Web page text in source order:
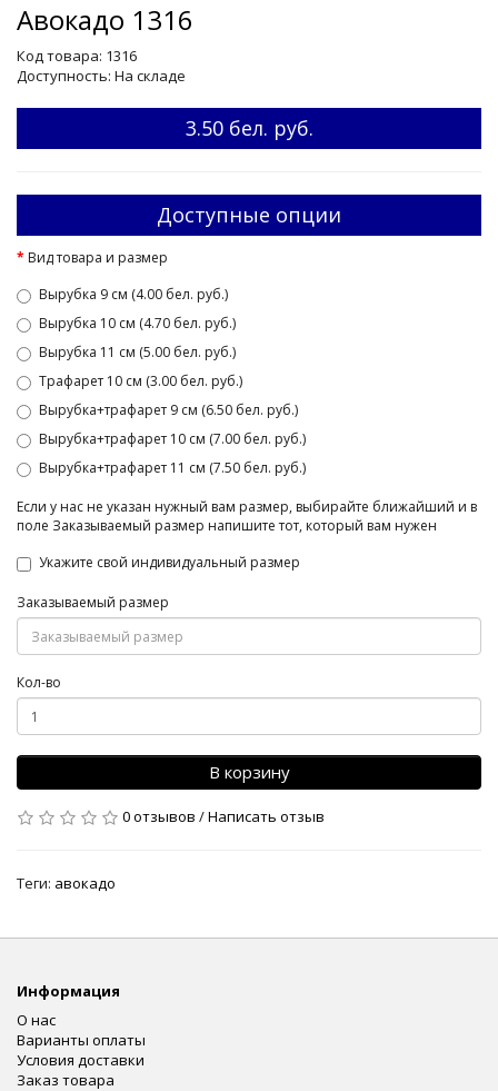
Авокадо 1316
Код товара: 1316
Доступность: На складе
3.50 бел. руб.
Доступные опции
Вид товара и размер
Вырубка 9 см (4.00 бел. руб.)
Вырубка 10 см (4.70 бел. руб.)
Вырубка 11 см (5.00 бел. руб.)
Трафарет 10 см (3.00 бел. руб.)
Вырубка+трафарет 9 см (6.50 бел. руб.)
Вырубка+трафарет 10 см (7.00 бел. руб.)
Вырубка+трафарет 11 см (7.50 бел. руб.)
Если у нас не указан нужный вам размер, выбирайте ближайший и в
поле Заказываемый размер напишите тот, который вам нужен
Укажите свой индивидуальный размер
Заказываемый размер
Кол-во
В корзину
0 отзывов /Написать отзыв
Теги: авокадо
Информация
О нас
Варианты оплаты
Условия доставки
Заказ товара